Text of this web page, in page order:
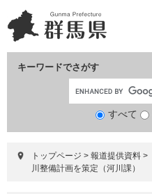
ー
ジ
ニ
ュ
て
キーワードでさがす
すべて
トップページ > 報道提供資料 >
川整備計画を策定（河川課）